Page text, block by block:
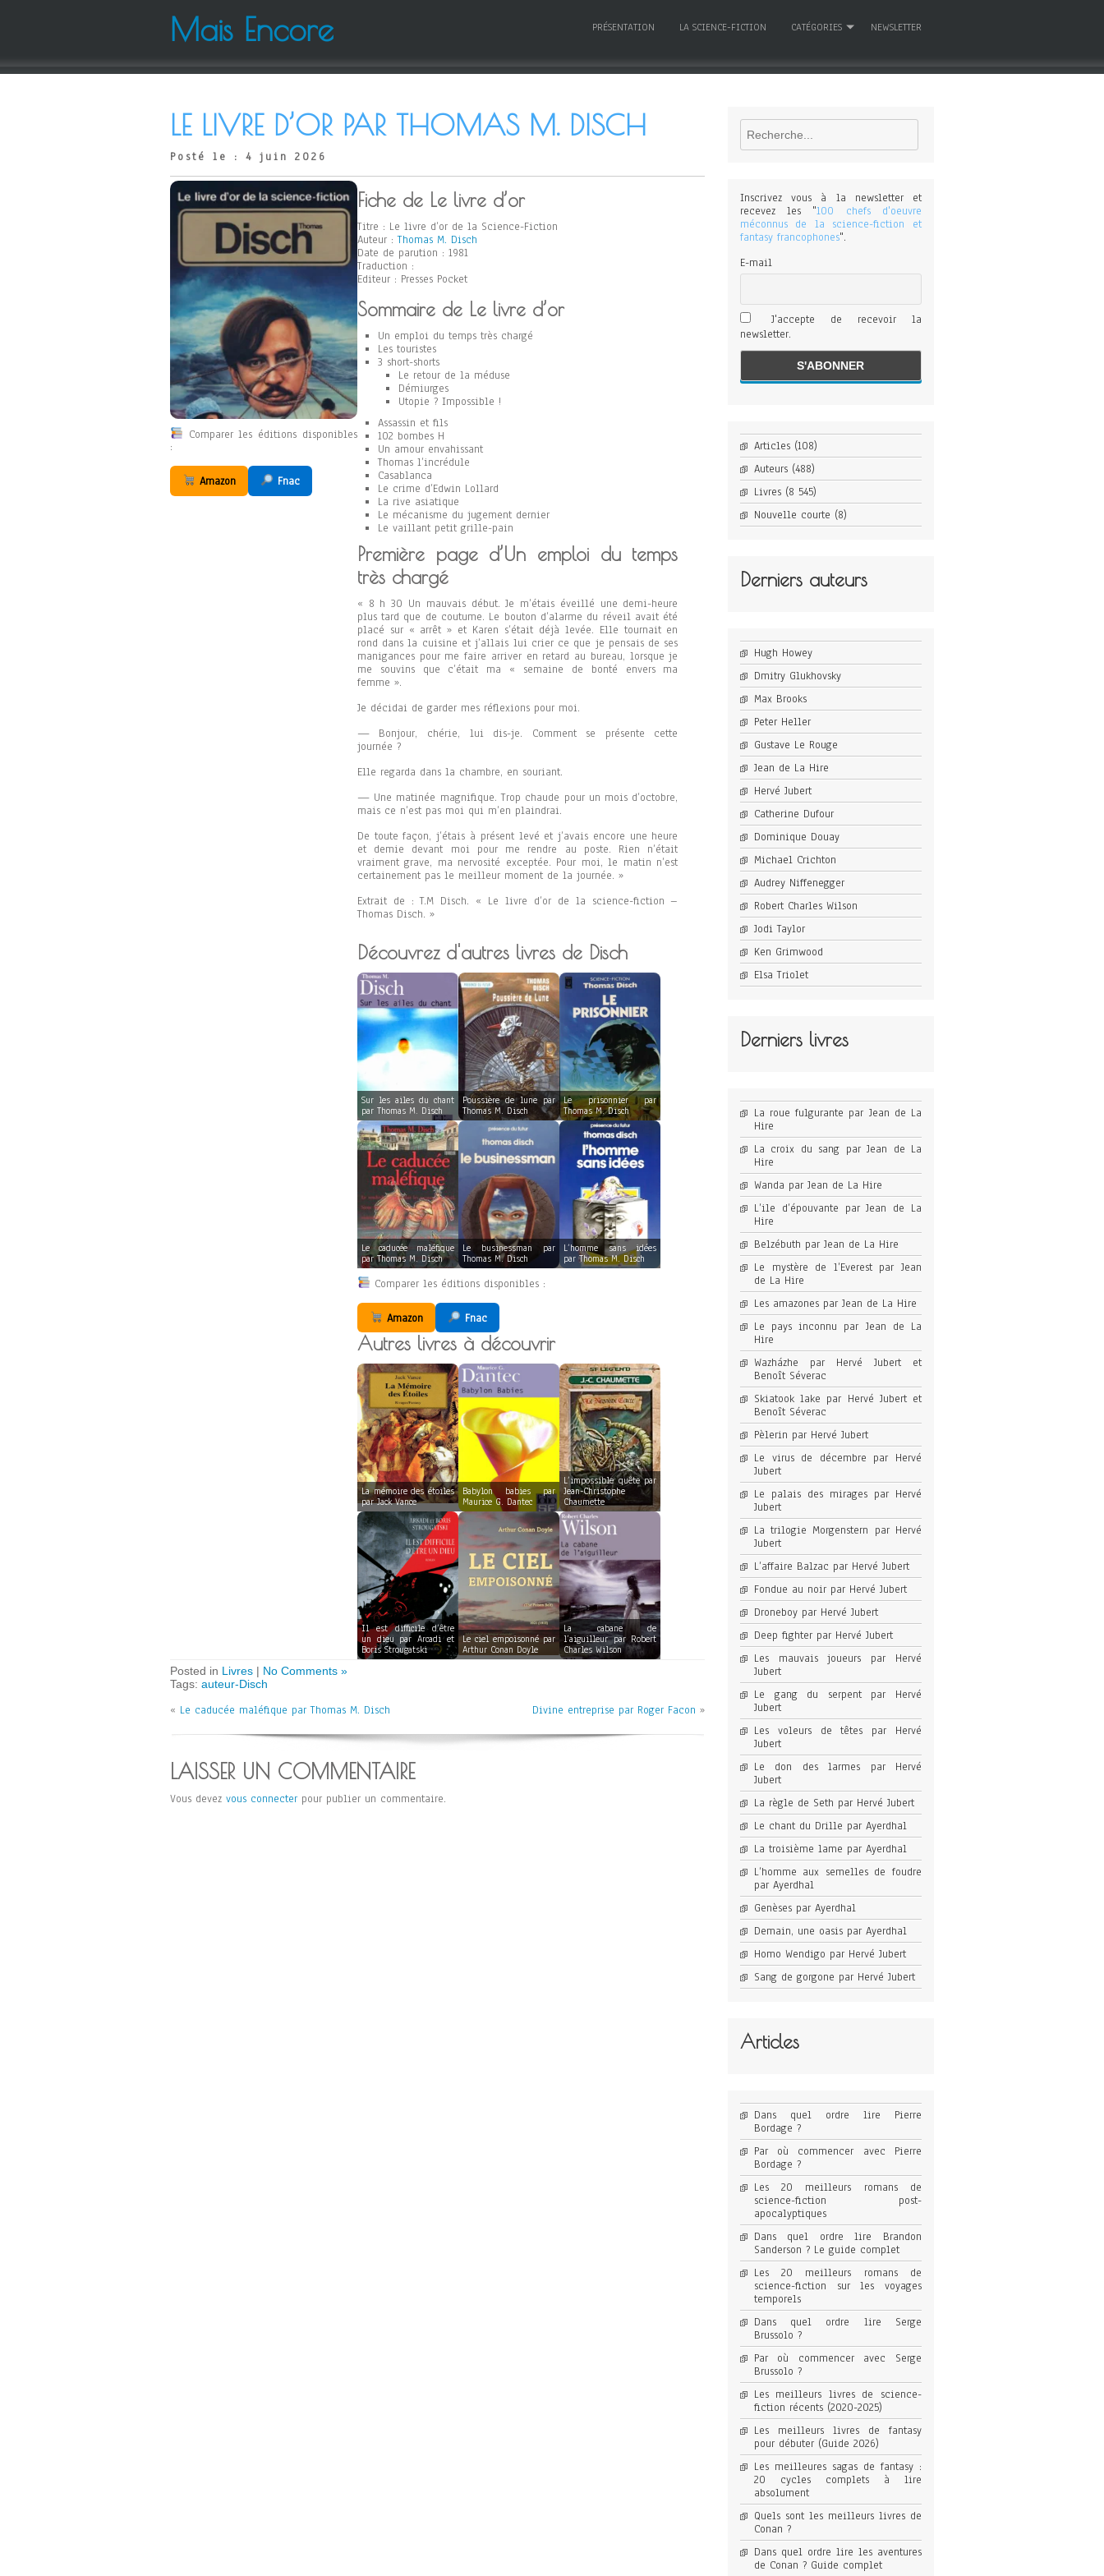
Mais Encore PRÉSENTATION LA SCIENCE-FICTION CATÉGORIES NEWSLETTER
LE LIVRE D’OR PAR THOMAS M. DISCH
Posté le : 4 juin 2026
Comparer les éditions disponibles
:
Amazon Fnac
Fiche de Le livre d’or
Titre : Le livre d’or de la Science-Fiction
Auteur :Thomas M. Disch
Date de parution : 1981
Traduction :
Editeur : Presses Pocket
Sommaire de Le livre d’or
Un emploi du temps très chargé
Les touristes
3 short-shorts
Le retour de la méduse
Démiurges
Utopie ? Impossible !
Assassin et fils
102 bombes H
Un amour envahissant
Thomas l’incrédule
Casablanca
Le crime d’Edwin Lollard
La rive asiatique
Le mécanisme du jugement dernier
Le vaillant petit grille-pain
Première page d’Un emploi du temps
très chargé
« 8 h 30 Un mauvais début. Je m’étais éveillé une demi-heure
plus tard que de coutume. Le bouton d’alarme du réveil avait été
placé sur « arrêt » et Karen s’était déjà levée. Elle tournait en
rond dans la cuisine et j’allais lui crier ce que je pensais de ses
manigances pour me faire arriver en retard au bureau, lorsque je
me souvins que c’était ma « semaine de bonté envers ma
femme ».
Je décidai de garder mes réflexions pour moi.
— Bonjour, chérie, lui dis-je. Comment se présente cette
journée ?
Elle regarda dans la chambre, en souriant.
— Une matinée magnifique. Trop chaude pour un mois d’octobre,
mais ce n’est pas moi qui m’en plaindrai.
De toute façon, j’étais à présent levé et j’avais encore une heure
et demie devant moi pour me rendre au poste. Rien n’était
vraiment grave, ma nervosité exceptée. Pour moi, le matin n’est
certainement pas le meilleur moment de la journée. »
Extrait de : T.M Disch. « Le livre d’or de la science-fiction –
Thomas Disch. »
Découvrez d'autres livres de Disch
Sur les ailes du chant
par Thomas M. Disch
Poussière de lune par
Thomas M. Disch
Le prisonnier par
Thomas M. Disch
Le caducée maléfique
par Thomas M. Disch
Le businessman par
Thomas M. Disch
L’homme sans idées
par Thomas M. Disch
Comparer les éditions disponibles :
Amazon Fnac
Autres livres à découvrir
La mémoire des étoiles
par Jack Vance
Babylon babies par
Maurice G. Dantec
L’impossible quête par
Jean-Christophe
Chaumette
Il est difficile d’être
un dieu par Arcadi et
Boris Strougatski
Le ciel empoisonné par
Arthur Conan Doyle
La cabane de
l’aiguilleur par Robert
Charles Wilson
Posted in Livres | No Comments »
Tags: auteur-Disch
« Le caducée maléfique par Thomas M. Disch Divine entreprise par Roger Facon »
LAISSER UN COMMENTAIRE
Vous devez vous connecter pour publier un commentaire.
Rechercher
Inscrivez vous à la newsletter et
recevez les "100 chefs d'oeuvre
méconnus de la science-fiction et
fantasy francophones".
E-mail
J'accepte de recevoir la
newsletter.
Articles(108)
Auteurs(488)
Livres(8 545)
Nouvelle courte (8)
Derniers auteurs
Hugh Howey
Dmitry Glukhovsky
Max Brooks
Peter Heller
Gustave Le Rouge
Jean de La Hire
Hervé Jubert
Catherine Dufour
Dominique Douay
Michael Crichton
Audrey Niffenegger
Robert Charles Wilson
Jodi Taylor
Ken Grimwood
Elsa Triolet
Derniers livres
La roue fulgurante par Jean de La
Hire
La croix du sang par Jean de La
Hire
Wanda par Jean de La Hire
L’ile d’épouvante par Jean de La
Hire
Belzébuth par Jean de La Hire
Le mystère de l’Everest par Jean
de La Hire
Les amazones par Jean de La Hire
Le pays inconnu par Jean de La
Hire
Wazházhe par Hervé Jubert et
Benoît Séverac
Skiatook lake par Hervé Jubert et
Benoît Séverac
Pèlerin par Hervé Jubert
Le virus de décembre par Hervé
Jubert
Le palais des mirages par Hervé
Jubert
La trilogie Morgenstern par Hervé
Jubert
L’affaire Balzac par Hervé Jubert
Fondue au noir par Hervé Jubert
Droneboy par Hervé Jubert
Deep fighter par Hervé Jubert
Les mauvais joueurs par Hervé
Jubert
Le gang du serpent par Hervé
Jubert
Les voleurs de têtes par Hervé
Jubert
Le don des larmes par Hervé
Jubert
La règle de Seth par Hervé Jubert
Le chant du Drille par Ayerdhal
La troisième lame par Ayerdhal
L’homme aux semelles de foudre
par Ayerdhal
Genèses par Ayerdhal
Demain, une oasis par Ayerdhal
Homo Wendigo par Hervé Jubert
Sang de gorgone par Hervé Jubert
Articles
Dans quel ordre lire Pierre
Bordage ?
Par où commencer avec Pierre
Bordage ?
Les 20 meilleurs romans de
science-fiction post-
apocalyptiques
Dans quel ordre lire Brandon
Sanderson ? Le guide complet
Les 20 meilleurs romans de
science-fiction sur les voyages
temporels
Dans quel ordre lire Serge
Brussolo ?
Par où commencer avec Serge
Brussolo ?
Les meilleurs livres de science-
fiction récents (2020-2025)
Les meilleurs livres de fantasy
pour débuter (Guide 2026)
Les meilleures sagas de fantasy :
20 cycles complets à lire
absolument
Quels sont les meilleurs livres de
Conan ?
Dans quel ordre lire les aventures
de Conan ? Guide complet